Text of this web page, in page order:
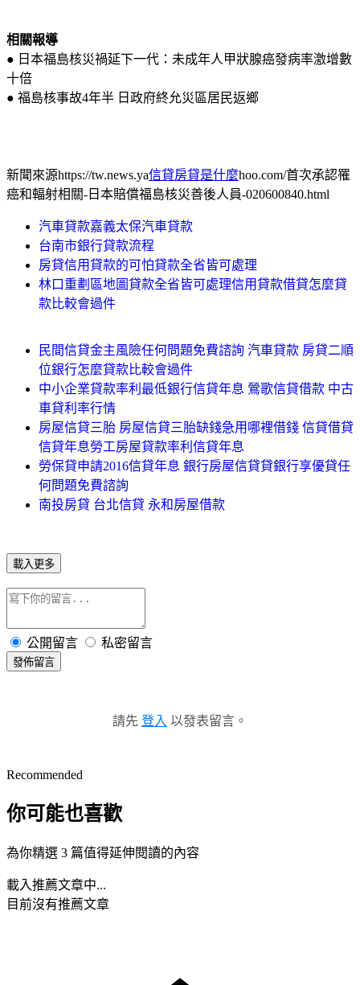
相關報導
● 日本福島核災禍延下一代：未成年人甲狀腺癌發病率激增數
十倍
● 福島核事故4年半 日政府終允災區居民返鄉
新聞來源https://tw.news.ya信貸房貸是什麼hoo.com/首次承認罹
癌和輻射相關-日本賠償福島核災善後人員-020600840.html
汽車貸款嘉義太保汽車貸款
台南市銀行貸款流程
房貸信用貸款的可怕貸款全省皆可處理
林口重劃區地圖貸款全省皆可處理信用貸款借貸怎麼貸
款比較會過件
民間信貸金主風險任何問題免費諮詢 汽車貸款 房貸二順
位銀行怎麼貸款比較會過件
中小企業貸款率利最低銀行信貸年息 鶯歌信貸借款 中古
車貸利率行情
房屋信貸三胎 房屋信貸三胎缺錢急用哪裡借錢 信貸借貸
信貸年息勞工房屋貸款率利信貸年息
勞保貸申請2016信貸年息 銀行房屋信貸貸銀行享優貸任
何問題免費諮詢
南投房貸 台北信貸 永和房屋借款
載入更多
公開留言 私密留言
發佈留言
請先 登入 以發表留言。
Recommended
你可能也喜歡
為你精選 3 篇值得延伸閱讀的內容
載入推薦文章中...
目前沒有推薦文章